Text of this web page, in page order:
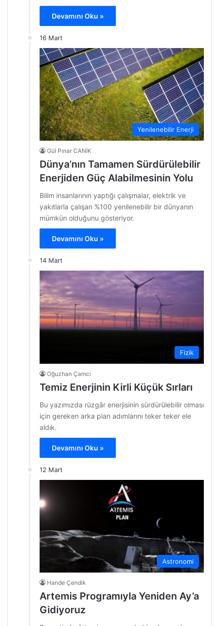
Devamını Oku »
16 Mart
Yenilenebilir Enerji
Gül Pınar CANİK
Dünya’nın Tamamen Sürdürülebilir
Enerjiden Güç Alabilmesinin Yolu
Bilim insanlarının yaptığı çalışmalar, elektrik ve
yakıtlarla çalışan %100 yenilenebilir bir dünyanın
mümkün olduğunu gösteriyor.
Devamını Oku »
14 Mart
Fizik
Oğuzhan Çamcı
Temiz Enerjinin Kirli Küçük Sırları
Bu yazımızda rüzgâr enerjisinin sürdürülebilir olması
için gereken arka plan adımlarını teker teker ele
aldık.
Devamını Oku »
12 Mart
Astronomi
Hande Çendik
Artemis Programıyla Yeniden Ay’a
Gidiyoruz